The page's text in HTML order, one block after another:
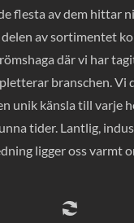
flesta av dem hittar
av sortimentet
där vi har
branschen. Vi
unik känsla till varje
tider. Lantlig,
ligger oss varmt